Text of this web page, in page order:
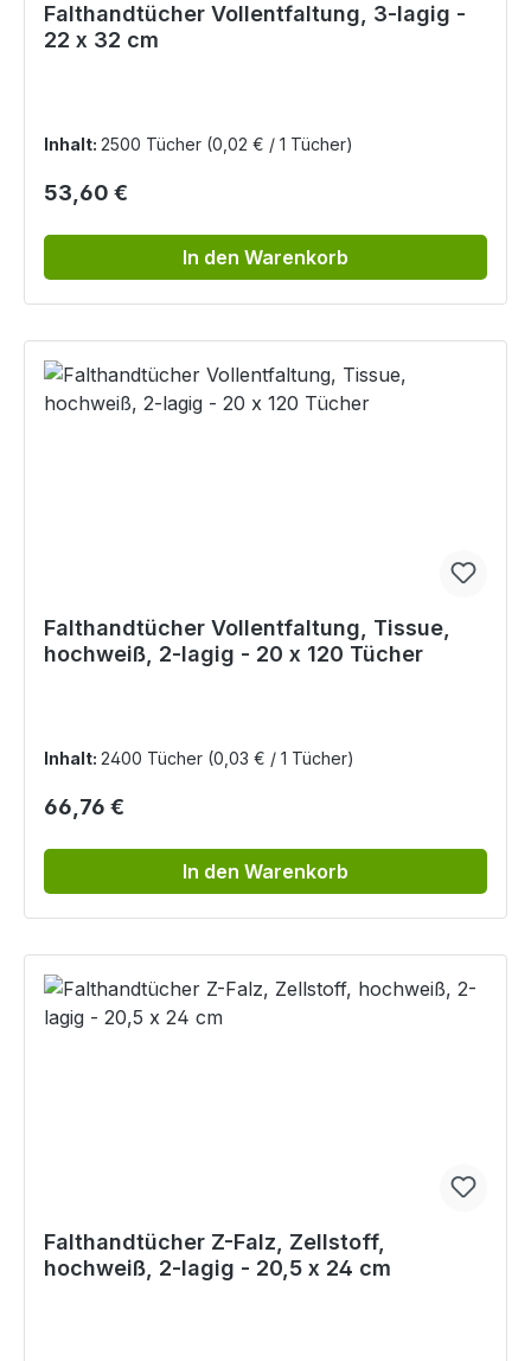
Falthandtücher Vollentfaltung, 3-lagig -
22 x 32 cm
Inhalt: 2500 Tücher (0,02 € / 1 Tücher)
Regulärer Preis:
53,60 €
In den Warenkorb
Falthandtücher Vollentfaltung, Tissue,
hochweiß, 2-lagig - 20 x 120 Tücher
Inhalt: 2400 Tücher (0,03 € / 1 Tücher)
Regulärer Preis:
66,76 €
In den Warenkorb
Falthandtücher Z-Falz, Zellstoff,
hochweiß, 2-lagig - 20,5 x 24 cm